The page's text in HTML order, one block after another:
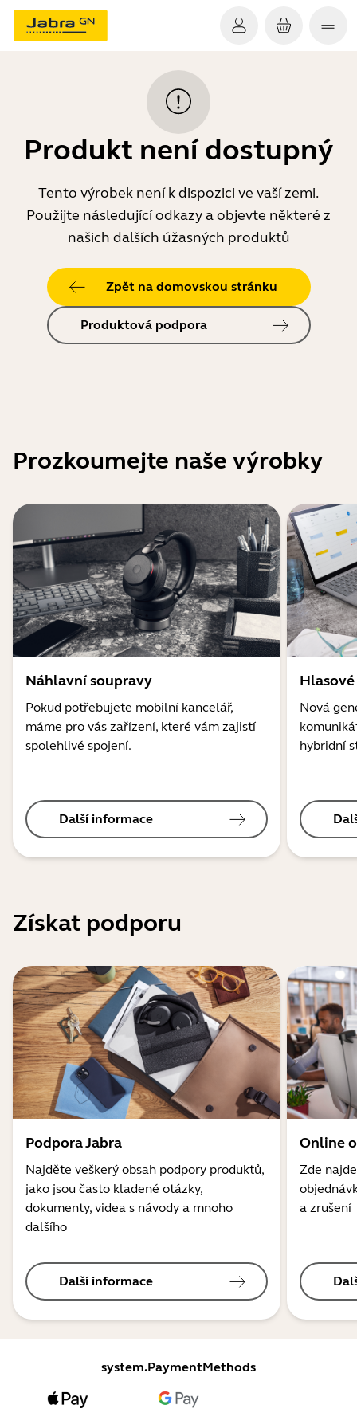
Produkt není dostupný
Tento výrobek není k dispozici ve vaší zemi.
Použijte následující odkazy a objevte některé z
našich dalších úžasných produktů
Zpět na domovskou stránku
Produktová podpora
Prozkoumejte naše výrobky
Náhlavní soupravy
Pokud potřebujete mobilní kancelář,
máme pro vás zařízení, které vám zajistí
spolehlivé spojení.
Další informace
Nová
hybridní
Získat podporu
Podpora Jabra
Najděte veškerý obsah podpory produktů,
jako jsou často kladené otázky,
dokumenty, videa s návody a mnoho
dalšího
Další informace
Online
Zde
a zrušení
system.PaymentMethods